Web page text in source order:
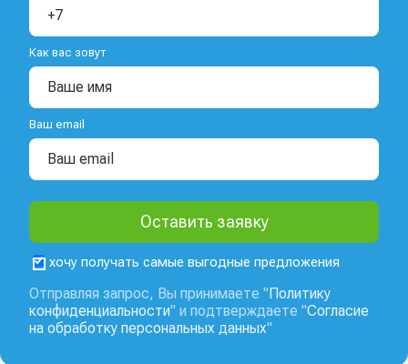
Как вас зовут
Ваш email
хочу получать самые выгодные предложения
Отправляя запрос, Вы принимаете "Политику
конфиденциальности" и подтверждаете "Согласие
на обработку персональных данных"